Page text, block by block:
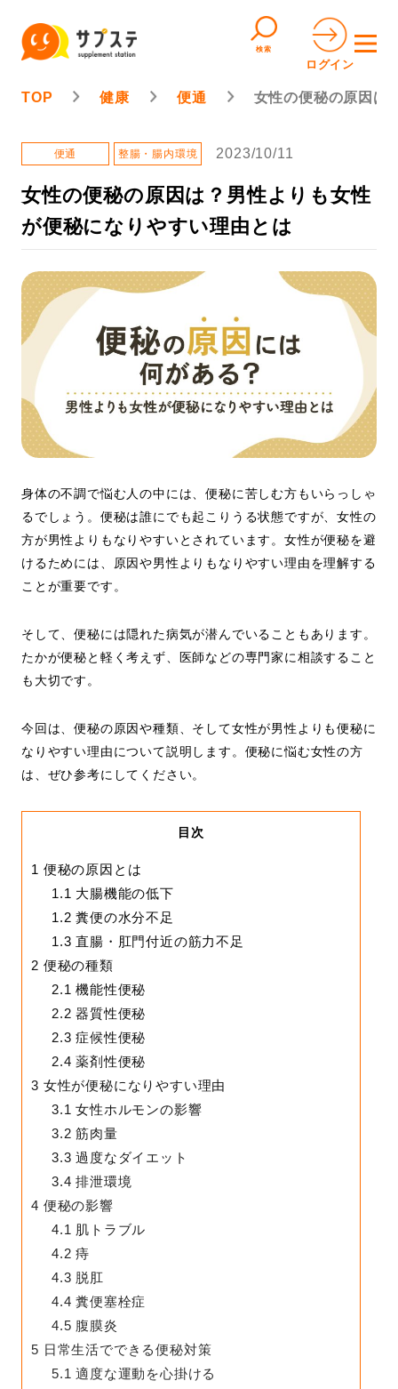
検索
ログイン
TOP 健康 便通 女性の便秘の原因は
便通 整腸・腸内環境 2023/10/11
女性の便秘の原因は？男性よりも女性
が便秘になりやすい理由とは
身体の不調で悩む人の中には、便秘に苦しむ方もいらっしゃ
るでしょう。便秘は誰にでも起こりうる状態ですが、女性の
方が男性よりもなりやすいとされています。女性が便秘を避
けるためには、原因や男性よりもなりやすい理由を理解する
ことが重要です。
そして、便秘には隠れた病気が潜んでいることもあります。
たかが便秘と軽く考えず、医師などの専門家に相談すること
も大切です。
今回は、便秘の原因や種類、そして女性が男性よりも便秘に
なりやすい理由について説明します。便秘に悩む女性の方
は、ぜひ参考にしてください。
目次
1 便秘の原因とは
1.1 大腸機能の低下
1.2 糞便の水分不足
1.3 直腸・肛門付近の筋力不足
2 便秘の種類
2.1 機能性便秘
2.2 器質性便秘
2.3 症候性便秘
2.4 薬剤性便秘
3 女性が便秘になりやすい理由
3.1 女性ホルモンの影響
3.2 筋肉量
3.3 過度なダイエット
3.4 排泄環境
4 便秘の影響
4.1 肌トラブル
4.2 痔
4.3 脱肛
4.4 糞便塞栓症
4.5 腹膜炎
5 日常生活でできる便秘対策
5.1 適度な運動を心掛ける